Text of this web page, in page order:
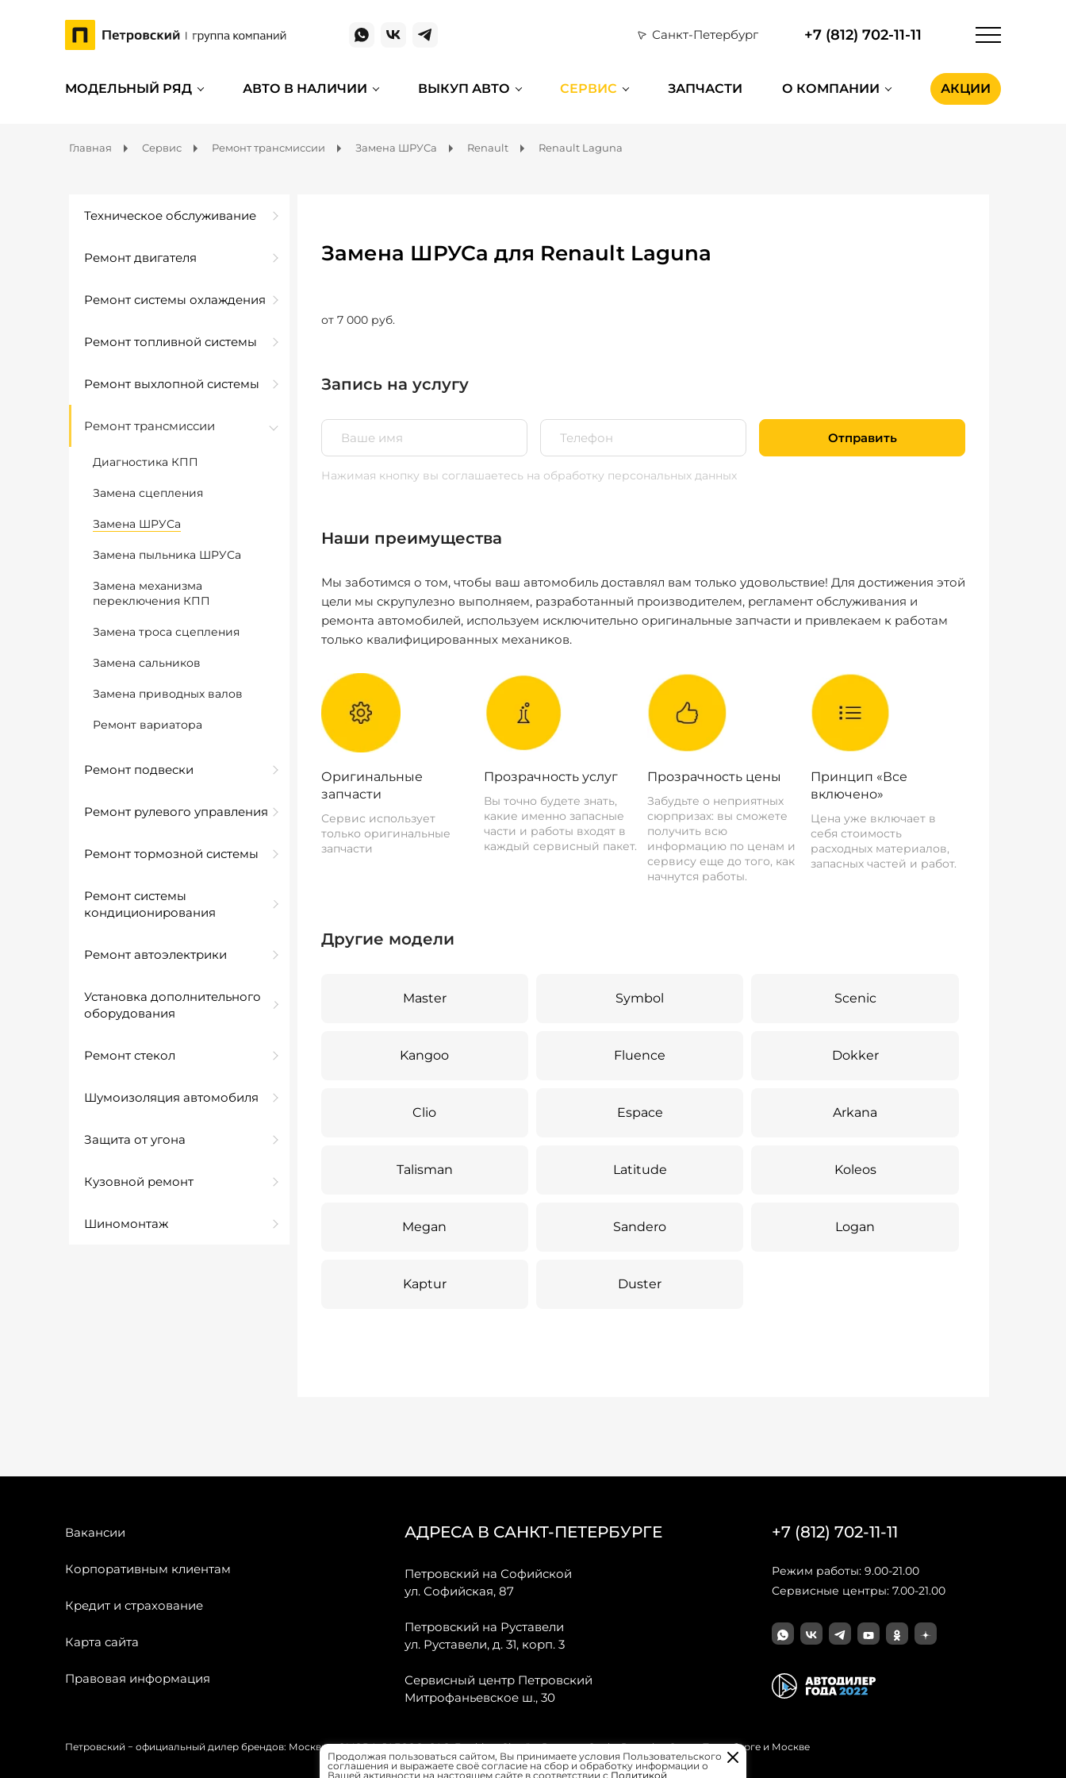
Санкт-Петербург +7 (812) 702-11-11
МОДЕЛЬНЫЙ РЯД АВТО В НАЛИЧИИ ВЫКУП АВТО СЕРВИС ЗАПЧАСТИ О КОМПАНИИ АКЦИИ
Главная Сервис Ремонт трансмиссии Замена ШРУСа Renault Renault Laguna
Техническое обслуживание
Ремонт двигателя
Ремонт системы охлаждения
Ремонт топливной системы
Ремонт выхлопной системы
Ремонт трансмиссии
Диагностика КПП
Замена сцепления
Замена ШРУСа
Замена пыльника ШРУСа
Замена механизма
переключения КПП
Замена троса сцепления
Замена сальников
Замена приводных валов
Ремонт вариатора
Ремонт подвески
Ремонт рулевого управления
Ремонт тормозной системы
Ремонт системы
кондиционирования
Ремонт автоэлектрики
Установка дополнительного
оборудования
Ремонт стекол
Шумоизоляция автомобиля
Защита от угона
Кузовной ремонт
Шиномонтаж
Замена ШРУСа для Renault Laguna
от 7 000 руб.
Запись на услугу
Отправить
Нажимая кнопку вы соглашаетесь на обработку персональных данных
Наши преимущества
Мы заботимся о том, чтобы ваш автомобиль доставлял вам только удовольствие! Для достижения этой
цели мы скрупулезно выполняем, разработанный производителем, регламент обслуживания и
ремонта автомобилей, используем исключительно оригинальные запчасти и привлекаем к работам
только квалифицированных механиков.
Оригинальные
запчасти
Сервис использует
только оригинальные
запчасти
Прозрачность услуг
Вы точно будете знать,
какие именно запасные
части и работы входят в
каждый сервисный пакет.
Прозрачность цены
Забудьте о неприятных
сюрпризах: вы сможете
получить всю
информацию по ценам и
сервису еще до того, как
начнутся работы.
Принцип «Все
включено»
Цена уже включает в
себя стоимость
расходных материалов,
запасных частей и работ.
Другие модели
Master Symbol Scenic
Kangoo Fluence Dokker
Clio Espace Arkana
Talisman Latitude Koleos
Megan Sandero Logan
Kaptur Duster
Вакансии
Корпоративным клиентам
Кредит и страхование
Карта сайта
Правовая информация
АДРЕСА В САНКТ-ПЕТЕРБУРГЕ
Петровский на Софийской
ул. Софийская, 87
Петровский на Руставели
ул. Руставели, д. 31, корп. 3
Сервисный центр Петровский
Митрофаньевское ш., 30
+7 (812) 702-11-11
Режим работы: 9.00-21.00
Сервисные центры: 7.00-21.00
Петровский − официальный дилер брендов: Москвич, OMODA, JAECOO, GAC, Forthing, Citroёn, Peugeot, Opel и Renault в Санкт-Петербурге и Москве
Продолжая пользоваться сайтом, Вы принимаете условия Пользовательского
соглашения и выражаете своё согласие на сбор и обработку информации о
Вашей активности на настоящем сайте в соответствии с Политикой